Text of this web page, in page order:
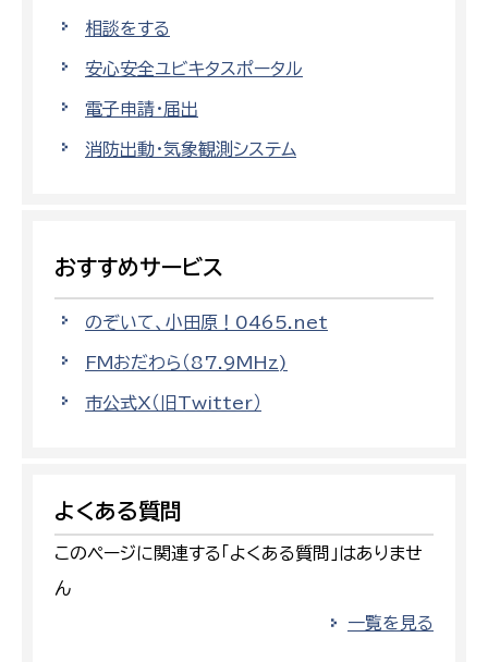
相談をする
安心安全ユビキタスポータル
電子申請・届出
消防出動・気象観測システム
おすすめサービス
のぞいて、小田原！0465.net
FMおだわら（87.9MHz)
市公式X（旧Twitter）
よくある質問
このページに関連する「よくある質問」はありませ
ん
一覧を見る